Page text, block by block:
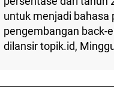
untuk menjadi bahasa
pengembangan back-
dilansir topik.id,